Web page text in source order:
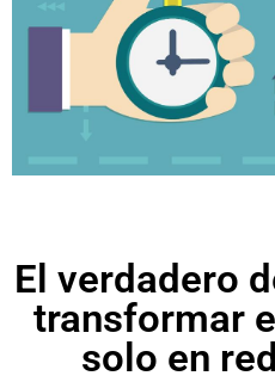
El verdadero
transformar
solo en